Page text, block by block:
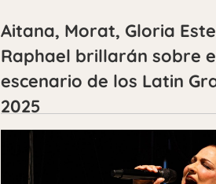
Aitana, Morat, Gloria
Raphael brillarán sobre
escenario de los Latin
2025